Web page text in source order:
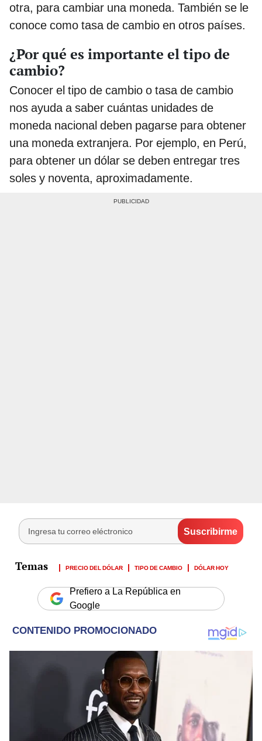
otra, para cambiar una moneda. También se le
conoce como tasa de cambio en otros países.
¿Por qué es importante el tipo de
cambio?
Conocer el tipo de cambio o tasa de cambio
nos ayuda a saber cuántas unidades de
moneda nacional deben pagarse para obtener
una moneda extranjera. Por ejemplo, en Perú,
para obtener un dólar se deben entregar tres
soles y noventa, aproximadamente.
PRECIO DEL DÓLAR TIPO DE CAMBIO DÓLAR HOY
Prefiero a La República en
Google